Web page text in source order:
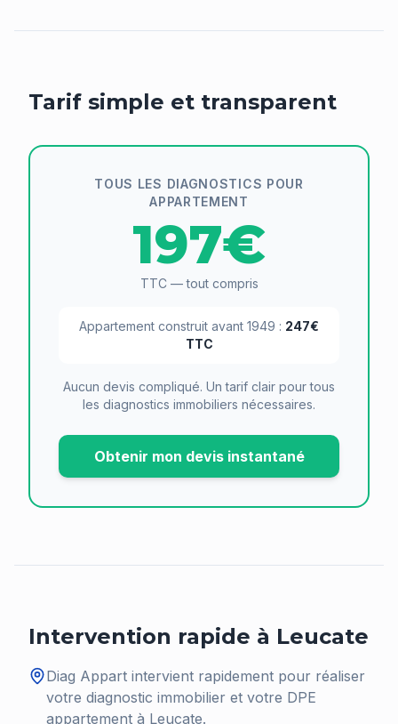
Tarif simple et transparent
TOUS LES DIAGNOSTICS POUR
APPARTEMENT
197€
TTC — tout compris
Appartement construit avant 1949 : 247€
TTC
Aucun devis compliqué. Un tarif clair pour tous
les diagnostics immobiliers nécessaires.
Obtenir mon devis instantané
Intervention rapide à Leucate
Diag Appart intervient rapidement pour réaliser
votre diagnostic immobilier et votre DPE
appartement à Leucate.